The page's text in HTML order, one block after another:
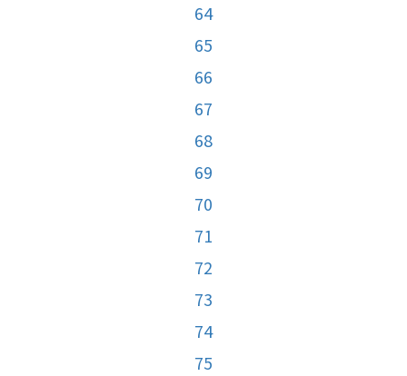
64
65
66
67
68
69
70
71
72
73
74
75